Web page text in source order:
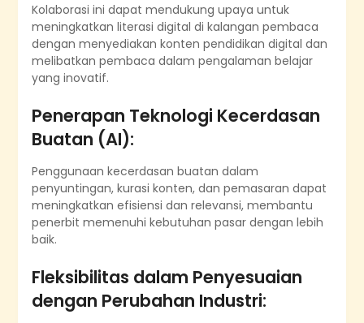
Kolaborasi ini dapat mendukung upaya untuk
meningkatkan literasi digital di kalangan pembaca
dengan menyediakan konten pendidikan digital dan
melibatkan pembaca dalam pengalaman belajar
yang inovatif.
Penerapan Teknologi Kecerdasan
Buatan (AI):
Penggunaan kecerdasan buatan dalam
penyuntingan, kurasi konten, dan pemasaran dapat
meningkatkan efisiensi dan relevansi, membantu
penerbit memenuhi kebutuhan pasar dengan lebih
baik.
Fleksibilitas dalam Penyesuaian
dengan Perubahan Industri: